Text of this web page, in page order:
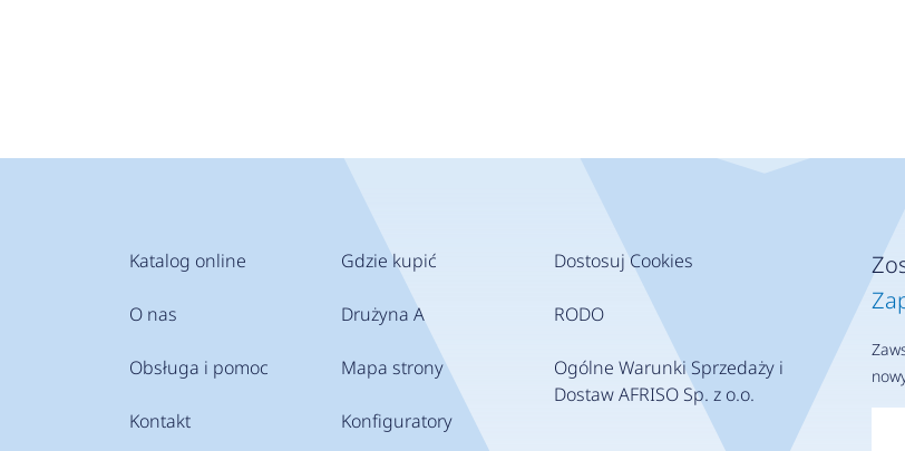
Katalog online
O nas
Obsługa i pomoc
Kontakt
Gdzie kupić
Drużyna A
Mapa strony
Konfiguratory
Dostosuj Cookies
RODO
Ogólne Warunki Sprzedaży i
Dostaw AFRISO Sp. z o.o.